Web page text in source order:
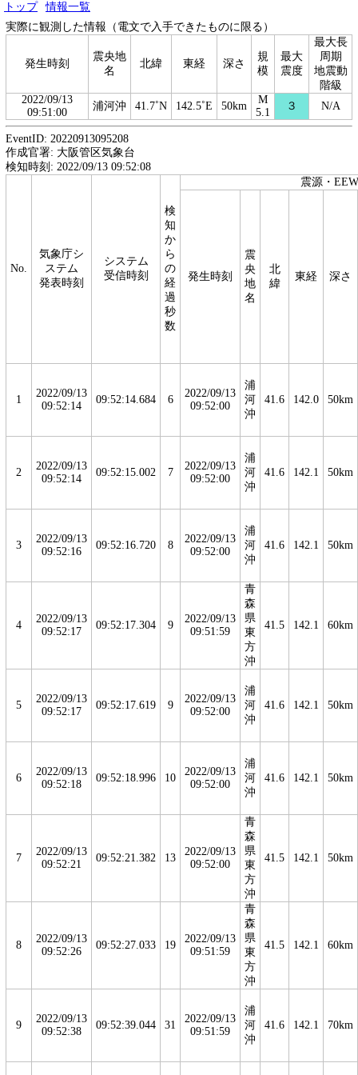
トップ
情報一覧
実際に観測した情報（電文で入手できたものに限る）
発生時刻
震央地
名
北緯 東経 深さ
規
模
最大
震度
最大長
周期
地震動
階級
2022/09/13
09:51:00
浦河沖 41.7˚N 142.5˚E 50km
M
5.1
３ N/A
EventID: 20220913095208
作成官署: 大阪管区気象台
検知時刻: 2022/09/13 09:52:08
No.
気象庁シ
ステム
発表時刻
システム
受信時刻
検
知
か
ら
の
経
過
秒
数
震源・
発生時刻
震
央
地
名
北
緯
東経 深さ
1
2022/09/13
09:52:14
09:52:14.684 6
2022/09/13
09:52:00
浦
河
沖
41.6 142.0 50km
2
2022/09/13
09:52:14
09:52:15.002 7
2022/09/13
09:52:00
浦
河
沖
41.6 142.1 50km
3
2022/09/13
09:52:16
09:52:16.720 8
2022/09/13
09:52:00
浦
河
沖
41.6 142.1 50km
4
2022/09/13
09:52:17
09:52:17.304 9
2022/09/13
09:51:59
青
森
県
東
方
沖
41.5 142.1 60km
5
2022/09/13
09:52:17
09:52:17.619 9
2022/09/13
09:52:00
浦
河
沖
41.6 142.1 50km
6
2022/09/13
09:52:18
09:52:18.996 10
2022/09/13
09:52:00
浦
河
沖
41.6 142.1 50km
7
2022/09/13
09:52:21
09:52:21.382 13
2022/09/13
09:52:00
青
森
県
東
方
沖
41.5 142.1 50km
8
2022/09/13
09:52:26
09:52:27.033 19
2022/09/13
09:51:59
青
森
県
東
方
沖
41.5 142.1 60km
9
2022/09/13
09:52:38
09:52:39.044 31
2022/09/13
09:51:59
浦
河
沖
41.6 142.1 70km